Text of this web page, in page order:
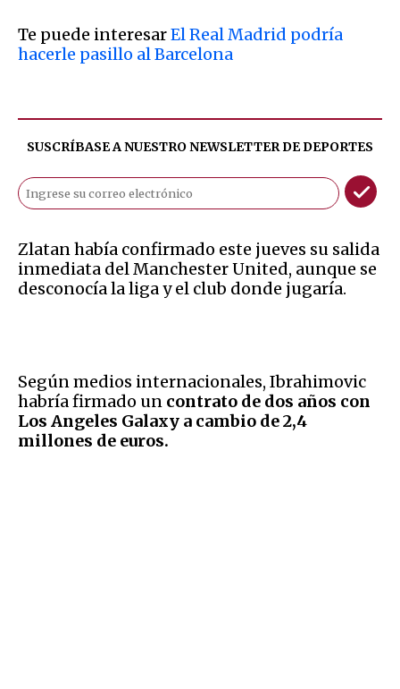
Te puede interesarEl Real Madrid podría
hacerle pasillo al Barcelona
SUSCRÍBASE A NUESTRO NEWSLETTER DEDEPORTES
Zlatan había confirmado este jueves su salida
inmediata del Manchester United, aunque se
desconocía la liga y el club donde jugaría.
Según medios internacionales, Ibrahimovic
habría firmado un contrato de dos años con
Los Angeles Galaxy a cambio de 2,4
millones de euros.